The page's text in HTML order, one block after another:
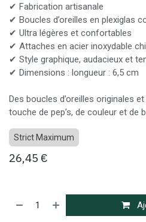
✔ Fabrication artisanale
✔ Boucles d’oreilles en plexiglas
✔ Ultra légères et confortables
✔ Attaches en acier inoxydable
✔ Style graphique, audacieux et
✔ Dimensions : longueur : 6,5 cm
Des boucles d’oreilles originales
touche de pep’s, de couleur et de
Strict Maximum
26,45 €